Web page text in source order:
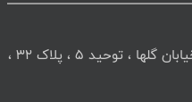
تهران ، شهرک غرب ، بلوار دریا ، خیابان گلها ، توحید 5 ، پلاک 32 ،